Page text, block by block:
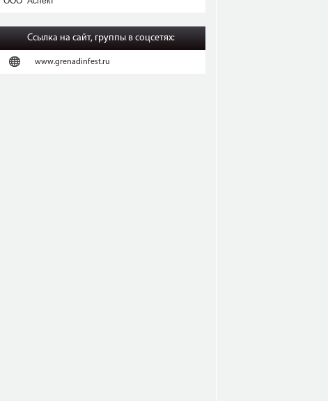
Ссылка на сайт, группы в соцсетях:
www.grenadinfest.ru